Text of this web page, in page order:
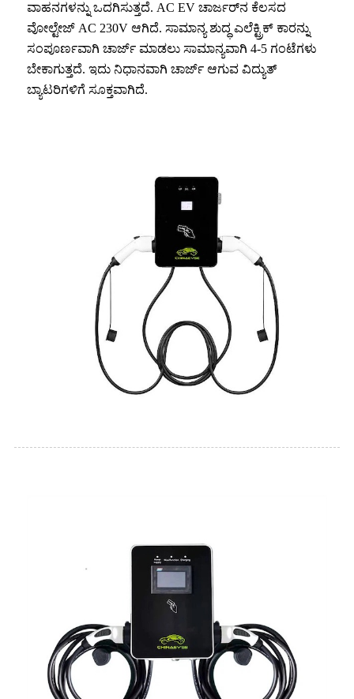
ವಾಹನಗಳನ್ನು ಒದಗಿಸುತ್ತದೆ. AC EV ಚಾರ್ಜರ್‌ನ ಕೆಲಸದ
ವೋಲ್ಟೇಜ್ AC 230V ಆಗಿದೆ. ಸಾಮಾನ್ಯ ಶುದ್ಧ ಎಲೆಕ್ಟ್ರಿಕ್ ಕಾರನ್ನು
ಸಂಪೂರ್ಣವಾಗಿ ಚಾರ್ಜ್ ಮಾಡಲು ಸಾಮಾನ್ಯವಾಗಿ 4-5 ಗಂಟೆಗಳು
ಬೇಕಾಗುತ್ತದೆ. ಇದು ನಿಧಾನವಾಗಿ ಚಾರ್ಜ್ ಆಗುವ ವಿದ್ಯುತ್
ಬ್ಯಾಟರಿಗಳಿಗೆ ಸೂಕ್ತವಾಗಿದೆ.